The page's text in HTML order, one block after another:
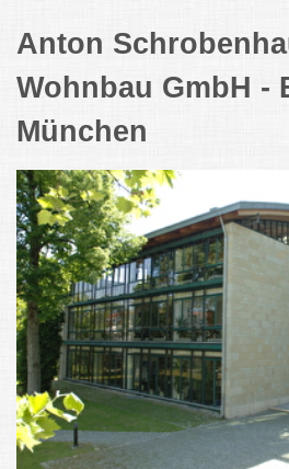
Anton
Wohnbau GmbH -
München